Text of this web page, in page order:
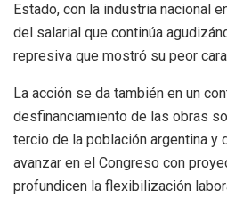
Estado, con la industria nacional
del salarial que continúa
represiva que mostró su peor
La acción se da también en un
desfinanciamiento de las obras
tercio de la población argentina y
avanzar en el Congreso con
profundicen la flexibilización